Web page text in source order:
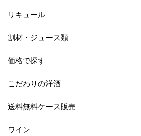
リキュール
割材・ジュース類
価格で探す
こだわりの洋酒
送料無料ケース販売
ワイン